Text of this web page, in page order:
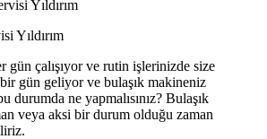
Yıldırım
gün çalışıyor ve rutin işlerinizde size
gün geliyor ve bulaşık makineniz
durumda ne yapmalısınız? Bulaşık
veya aksi bir durum olduğu zaman